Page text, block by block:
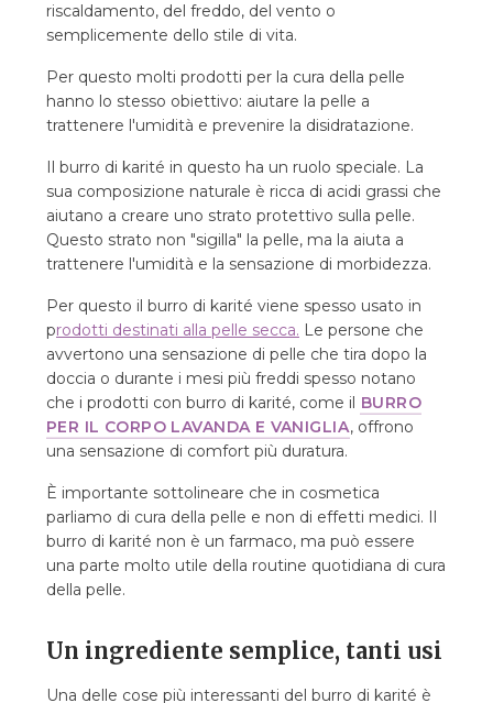
riscaldamento, del freddo, del vento o
semplicemente dello stile di vita.
Per questo molti prodotti per la cura della pelle
hanno lo stesso obiettivo: aiutare la pelle a
trattenere l'umidità e prevenire la disidratazione.
Il burro di karité in questo ha un ruolo speciale. La
sua composizione naturale è ricca di acidi grassi che
aiutano a creare uno strato protettivo sulla pelle.
Questo strato non "sigilla" la pelle, ma la aiuta a
trattenere l'umidità e la sensazione di morbidezza.
Per questo il burro di karité viene spesso usato in
prodotti destinati alla pelle secca. Le persone che
avvertono una sensazione di pelle che tira dopo la
doccia o durante i mesi più freddi spesso notano
che i prodotti con burro di karité, come il BURRO
PER IL CORPO LAVANDA E VANIGLIA, offrono
una sensazione di comfort più duratura.
È importante sottolineare che in cosmetica
parliamo di cura della pelle e non di effetti medici. Il
burro di karité non è un farmaco, ma può essere
una parte molto utile della routine quotidiana di cura
della pelle.
Un ingrediente semplice, tanti usi
Una delle cose più interessanti del burro di karité è